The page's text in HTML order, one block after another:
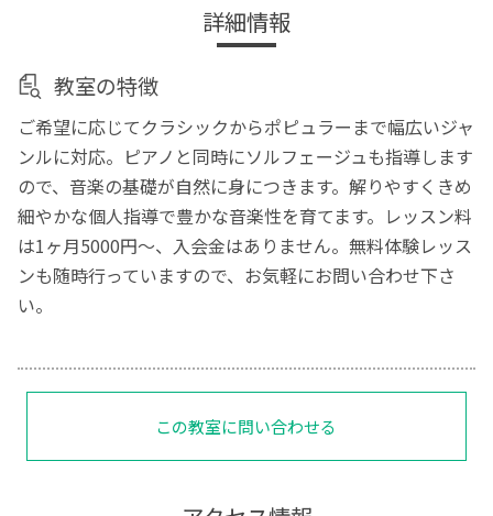
詳細情報
教室の特徴
ご希望に応じてクラシックからポピュラーまで幅広いジャ
ンルに対応。ピアノと同時にソルフェージュも指導します
ので、音楽の基礎が自然に身につきます。解りやすくきめ
細やかな個人指導で豊かな音楽性を育てます。レッスン料
は1ヶ月5000円～、入会金はありません。無料体験レッス
ンも随時行っていますので、お気軽にお問い合わせ下さ
い。
この教室に問い合わせる